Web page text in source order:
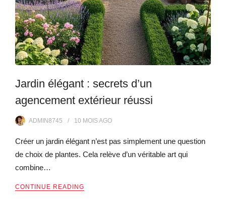
Jardin élégant : secrets d’un
agencement extérieur réussi
ADMIN8745 10 MOISAGO
Créer un jardin élégant n’est pas simplement une question
de choix de plantes. Cela relève d’un véritable art qui
combine…
CONTINUE READING